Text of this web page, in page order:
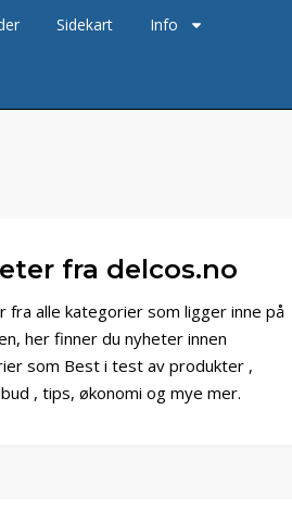
Sidekart Info
fra delcos.no
fra alle kategorier som ligger inne på
her finner du nyheter innen
som Best i test av produkter ,
, tips, økonomi og mye mer.